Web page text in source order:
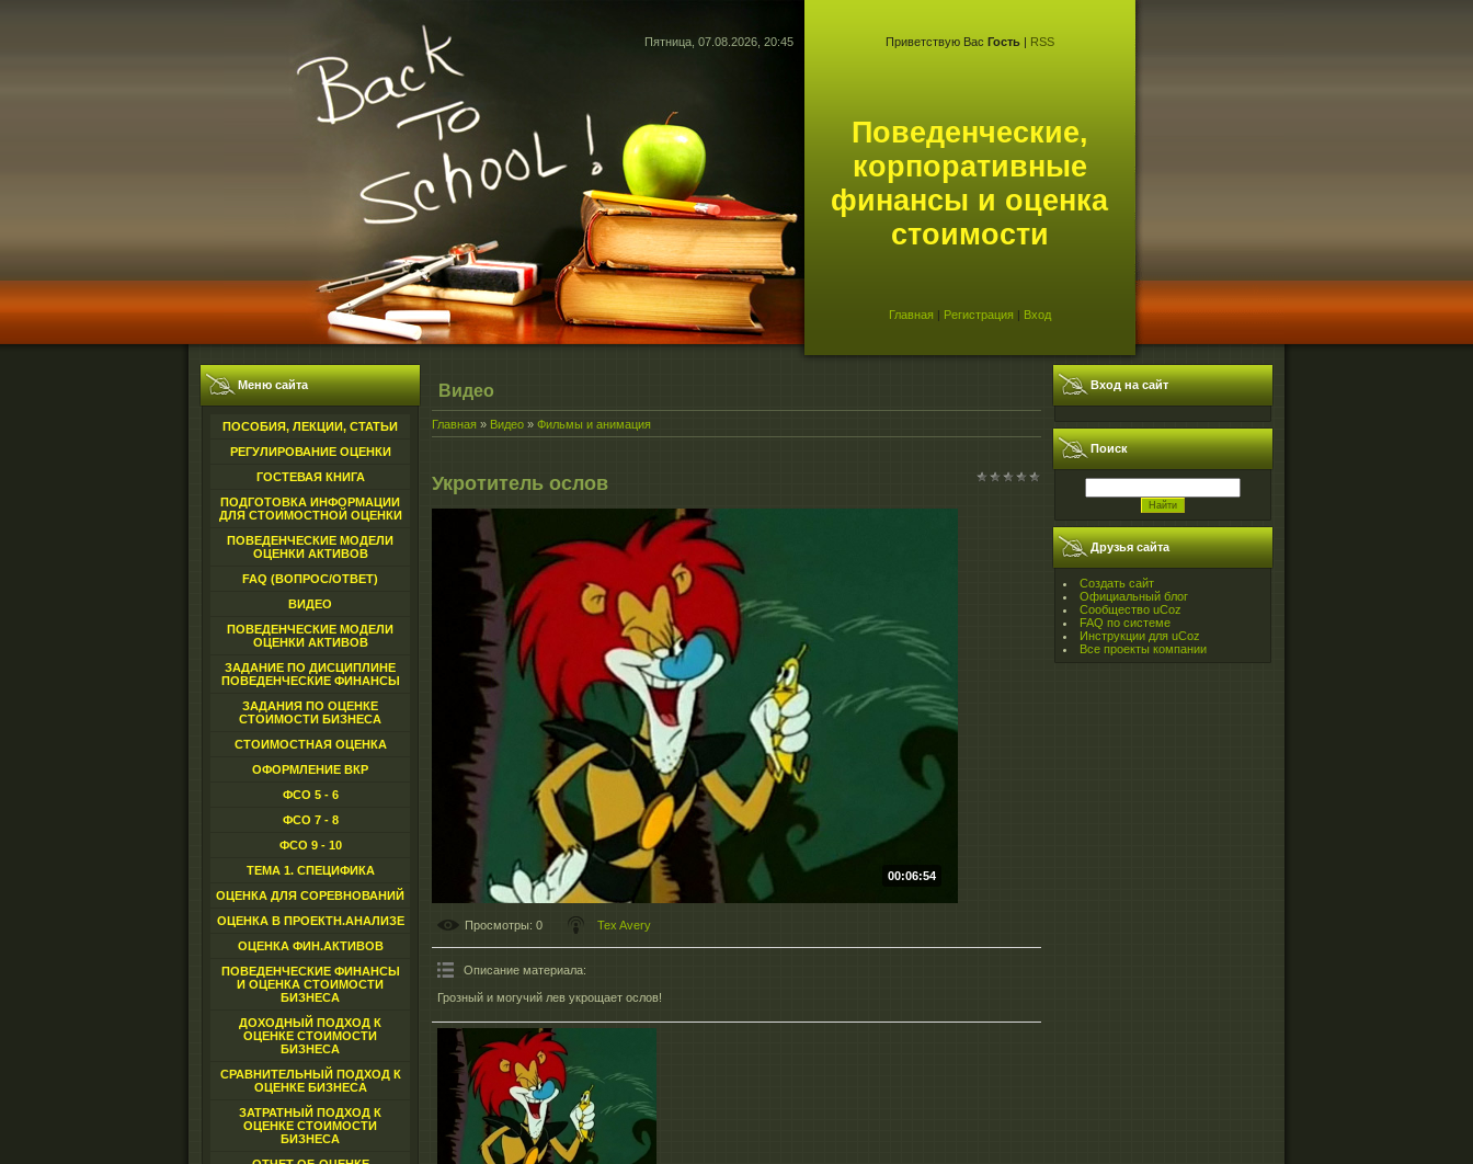
Пятница, 07.08.2026, 20:45 Приветствую Вас Гость| RSS
Поведенческие,
корпоративные
финансы и оценка
стоимости
Главная | Регистрация | Вход
Меню сайта
ПОСОБИЯ, ЛЕКЦИИ, СТАТЬИ
РЕГУЛИРОВАНИЕ ОЦЕНКИ
ГОСТЕВАЯ КНИГА
ПОДГОТОВКА ИНФОРМАЦИИ
ДЛЯ СТОИМОСТНОЙ ОЦЕНКИ
ПОВЕДЕНЧЕСКИЕ МОДЕЛИ
ОЦЕНКИ АКТИВОВ
FAQ (ВОПРОС/ОТВЕТ)
ВИДЕО
ПОВЕДЕНЧЕСКИЕ МОДЕЛИ
ОЦЕНКИ АКТИВОВ
ЗАДАНИЕ ПО ДИСЦИПЛИНЕ
ПОВЕДЕНЧЕСКИЕ ФИНАНСЫ
ЗАДАНИЯ ПО ОЦЕНКЕ
СТОИМОСТИ БИЗНЕСА
СТОИМОСТНАЯ ОЦЕНКА
ОФОРМЛЕНИЕ ВКР
ФСО 5 - 6
ФСО 7 - 8
ФСО 9 - 10
ТЕМА 1. СПЕЦИФИКА
ОЦЕНКА ДЛЯ СОРЕВНОВАНИЙ
ОЦЕНКА В ПРОЕКТН.АНАЛИЗЕ
ОЦЕНКА ФИН.АКТИВОВ
ПОВЕДЕНЧЕСКИЕ ФИНАНСЫ
И ОЦЕНКА СТОИМОСТИ
БИЗНЕСА
ДОХОДНЫЙ ПОДХОД К
ОЦЕНКЕ СТОИМОСТИ
БИЗНЕСА
СРАВНИТЕЛЬНЫЙ ПОДХОД К
ОЦЕНКЕ БИЗНЕСА
ЗАТРАТНЫЙ ПОДХОД К
ОЦЕНКЕ СТОИМОСТИ
БИЗНЕСА
Видео
Главная » Видео » Фильмы и анимация
Укротитель ослов
00:06:54
Просмотры: 0 Tex Avery
Описание материала:
Грозный и могучий лев укрощает ослов!
Вход на сайт
Поиск
Друзья сайта
Создать сайт
Официальный блог
Сообщество uCoz
FAQ по системе
Инструкции для uCoz
Все проекты компании